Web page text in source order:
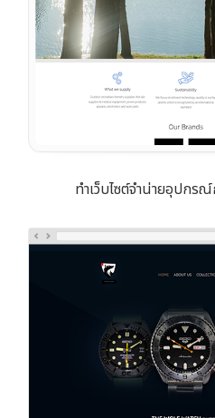
ทำเว็บไซต์จำน่ายอุปกร